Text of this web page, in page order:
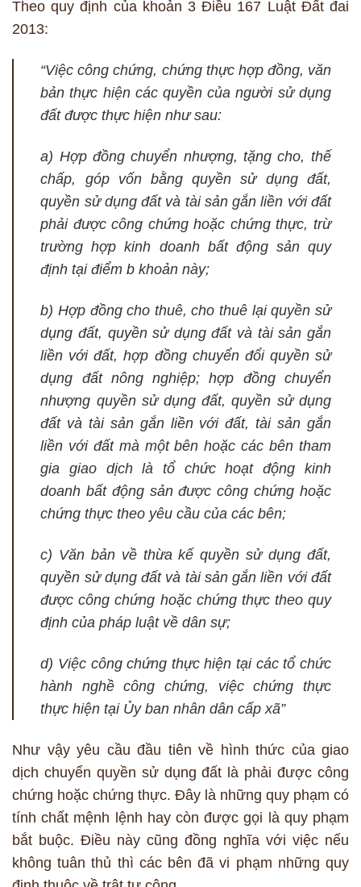
Theo quy định của khoản 3 Điều 167 Luật Đất đai
2013:
“Việc công chứng, chứng thực hợp đồng, văn
bản thực hiện các quyền của người sử dụng
đất được thực hiện như sau:
a) Hợp đồng chuyển nhượng, tặng cho, thế
chấp, góp vốn bằng quyền sử dụng đất,
quyền sử dụng đất và tài sản gắn liền với đất
phải được công chứng hoặc chứng thực, trừ
trường hợp kinh doanh bất động sản quy
định tại điểm b khoản này;
b) Hợp đồng cho thuê, cho thuê lại quyền sử
dụng đất, quyền sử dụng đất và tài sản gắn
liền với đất, hợp đồng chuyển đổi quyền sử
dụng đất nông nghiệp; hợp đồng chuyển
nhượng quyền sử dụng đất, quyền sử dụng
đất và tài sản gắn liền với đất, tài sản gắn
liền với đất mà một bên hoặc các bên tham
gia giao dịch là tổ chức hoạt động kinh
doanh bất động sản được công chứng hoặc
chứng thực theo yêu cầu của các bên;
c) Văn bản về thừa kế quyền sử dụng đất,
quyền sử dụng đất và tài sản gắn liền với đất
được công chứng hoặc chứng thực theo quy
định của pháp luật về dân sự;
d) Việc công chứng thực hiện tại các tổ chức
hành nghề công chứng, việc chứng thực
thực hiện tại Ủy ban nhân dân cấp xã”
Như vậy yêu cầu đầu tiên về hình thức của giao
dịch chuyển quyền sử dụng đất là phải được công
chứng hoặc chứng thực. Đây là những quy phạm có
tính chất mệnh lệnh hay còn được gọi là quy phạm
bắt buộc. Điều này cũng đồng nghĩa với việc nếu
không tuân thủ thì các bên đã vi phạm những quy